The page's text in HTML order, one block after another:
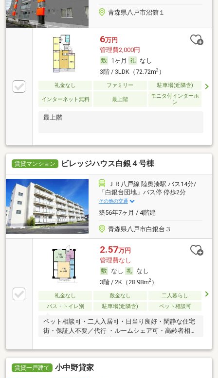
青森県八戸市沼館１
6万円
管理費2,000円
1ヶ月
なし
3階 / 3LDK（72.72m2）
礼金なし ファミリー 駐車場(近隣含)
インターネット無料 最上階
モニタ付インターホ
ン
最上階
賃貸マンション ビレッジハウス白銀４号棟
ＪＲ八戸線 陸奥湊駅 バス14分/
「白銀台団地」バス停 停歩2分
その他の交通
築56年7ヶ月 / 4階建
青森県八戸市白銀台３
2.57万円
管理費なし
なし
なし
3階 / 2K（28.98m2）
礼金なし 敷金なし
二人暮らし
バス・トイレ別
駐車場(近隣含) ペット相談可
ペット相談可・二人入居可・日当り良好・閑静な住宅
街・保証人不要／代行 ・ルームシェア可・高齢者相
賃貸一戸建て 小中野貸家